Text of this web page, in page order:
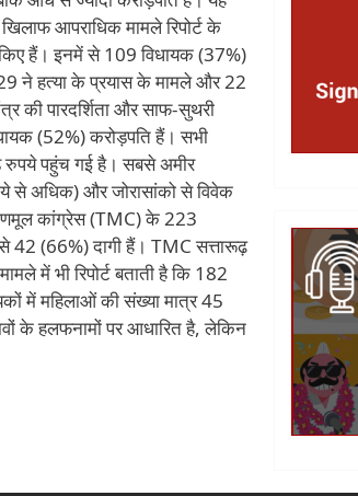
आपराधिक मामले रिपोर्ट के
हैं। इनमें से 109 विधायक (37%)
ने हत्या के प्रयास के मामले और 22
की पारदर्शिता और साफ-सुथरी
(52%) करोड़पति हैं। सभी
रुपये पहुंच गई है। सबसे अमीर
से अधिक) और जोरासांको से विवेक
तृणमूल कांग्रेस (TMC) के 223
42 (66%) दागी हैं। TMC सत्तारूढ़
में भी रिपोर्ट बताती है कि 182
में महिलाओं की संख्या मात्र 45
के हलफनामों पर आधारित है, लेकिन